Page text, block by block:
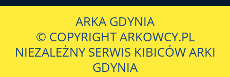
ARKA GDYNIA
© COPYRIGHT ARKOWCY.PL
NIEZALEŻNY SERWIS KIBICÓW ARKI
GDYNIA